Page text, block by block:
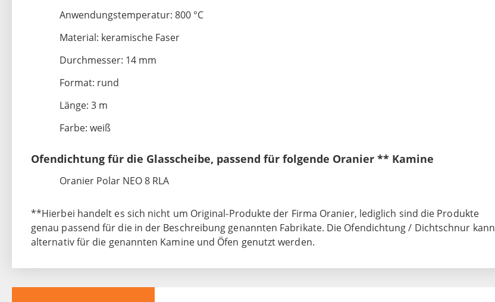
Anwendungstemperatur: 800 °C
Material: keramische Faser
Durchmesser: 14 mm
Format: rund
Länge: 3 m
Farbe: weiß
Ofendichtung für die Glasscheibe, passend für folgende Oranier ** Kamine
Oranier Polar NEO 8 RLA
**Hierbei handelt es sich nicht um Original-Produkte der Firma Oranier, lediglich sind die Produkte
genau passend für die in der Beschreibung genannten Fabrikate. Die Ofendichtung / Dichtschnur kann
alternativ für die genannten Kamine und Öfen genutzt werden.